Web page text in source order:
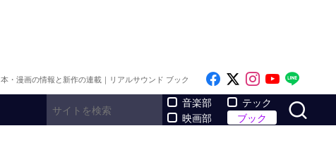
本・漫画の情報と新作の連載｜リアルサウンド ブック Like on Facebook
Follow on x
Follow on
Follow
音楽部
映画部
テック
ブック